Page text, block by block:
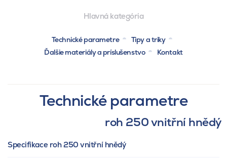
Hlavná kategória
Technické parametre
Tipy a triky
Ďalšie materiály a príslušenstvo
Kontakt
Technické parametre
roh 250 vnitřní hnědý
Specifikace roh 250 vnitřní hnědý